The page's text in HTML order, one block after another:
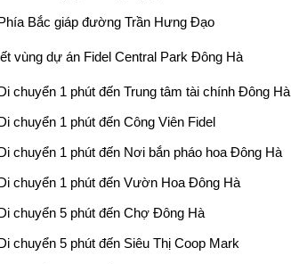
Bắc giáp đường Trần Hưng Đạo
vùng dự án Fidel Central Park Đông Hà
chuyển 1 phút đến Trung tâm tài chính Đông Hà
chuyển 1 phút đến Công Viên Fidel
chuyển 1 phút đến Nơi bắn pháo hoa Đông Hà
chuyển 1 phút đến Vườn Hoa Đông Hà
chuyển 5 phút đến Chợ Đông Hà
chuyển 5 phút đến Siêu Thị Coop Mark